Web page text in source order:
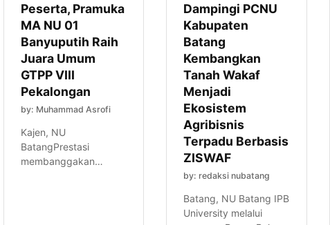
Peserta, Pramuka
MA NU 01
Banyuputih Raih
Juara Umum
GTPP VIII
Pekalongan
by: Muhammad Asrofi
Kajen, NU
BatangPrestasi
membanggakan
Dampingi PCNU
Kabupaten
Batang
Kembangkan
Tanah Wakaf
Menjadi
Ekosistem
Agribisnis
Terpadu Berbasis
ZISWAF
by: redaksi nubatang
Batang, NU Batang IPB
University melalui